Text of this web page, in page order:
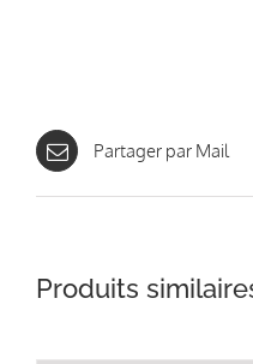
Partager par Mail
Produits